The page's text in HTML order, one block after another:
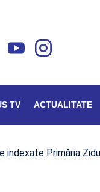
TV ACTUALITATE
indexate Primăria